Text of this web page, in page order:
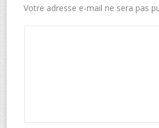
Votre adresse e-mail ne sera pas